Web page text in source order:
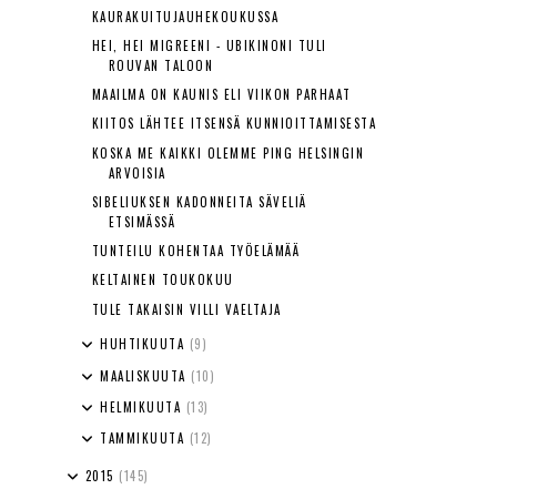
KAURAKUITUJAUHEKOUKUSSA
HEI, HEI MIGREENI - UBIKINONI TULI
ROUVAN TALOON
MAAILMA ON KAUNIS ELI VIIKON PARHAAT
KIITOS LÄHTEE ITSENSÄ KUNNIOITTAMISESTA
KOSKA ME KAIKKI OLEMME PING HELSINGIN
ARVOISIA
SIBELIUKSEN KADONNEITA SÄVELIÄ
ETSIMÄSSÄ
TUNTEILU KOHENTAA TYÖELÄMÄÄ
KELTAINEN TOUKOKUU
TULE TAKAISIN VILLI VAELTAJA
HUHTIKUUTA (9)
MAALISKUUTA (10)
HELMIKUUTA (13)
TAMMIKUUTA (12)
2015 (145)